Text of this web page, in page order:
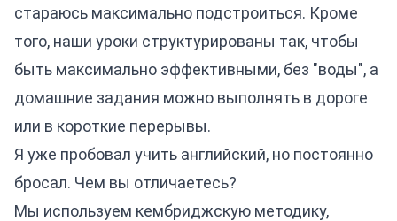
стараюсь максимально подстроиться. Кроме
того, наши уроки структурированы так, чтобы
быть максимально эффективными, без "воды", а
домашние задания можно выполнять в дороге
или в короткие перерывы.
Я уже пробовал учить английский, но постоянно
бросал. Чем вы отличаетесь?
Мы используем кембриджскую методику,